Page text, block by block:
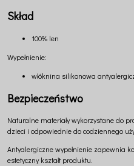
Skład
100% len
Wypełnienie:
włóknina silikonowa
Bezpieczeństwo
Naturalne materiały wykorzystane do
dzieci i odpowiednie do codziennego
Antyalergiczne wypełnienie zapewnia
estetyczny kształt produktu.